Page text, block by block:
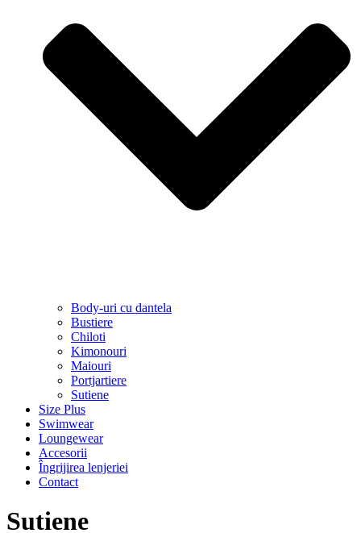
Body-uri cu dantela
Bustiere
Chiloti
Kimonouri
Maiouri
Portjartiere
Sutiene
Size Plus
Swimwear
Loungewear
Accesorii
Îngrijirea lenjeriei
Contact
Sutiene